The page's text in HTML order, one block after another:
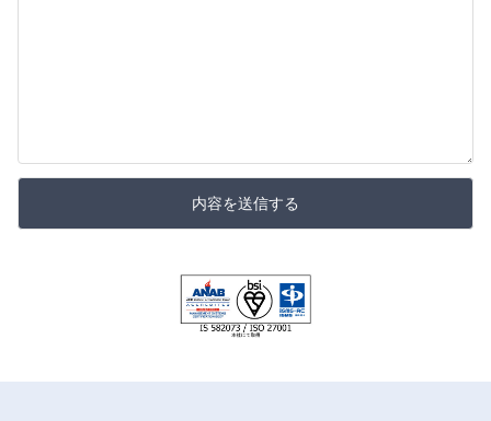
内容を送信する